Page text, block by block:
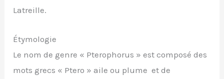
Latreille.
Étymologie
Le nom de genre « Pterophorus » est composé des
mots grecs « Ptero » aile ou plume et de